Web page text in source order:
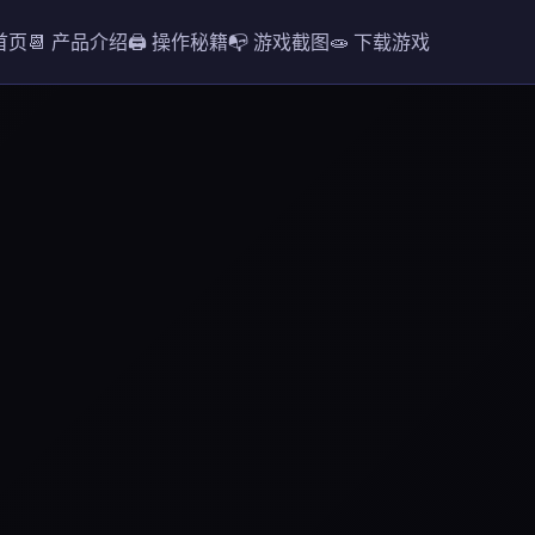
页📆 产品介绍🖨️ 操作秘籍📭 游戏截图🧫 下载游戏